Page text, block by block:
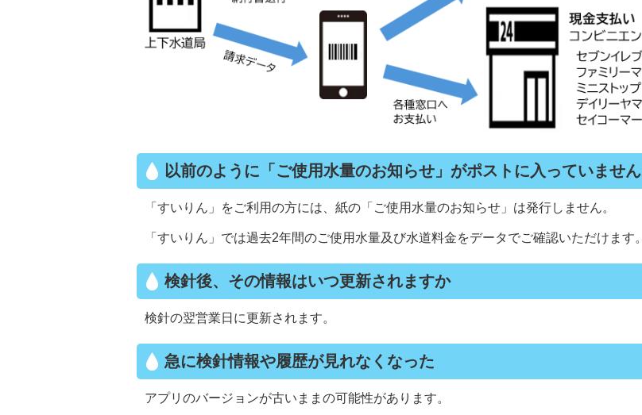
以前のように「ご使用水量のお知らせ」がポストに入っていません
「すいりん」をご利用の方には、紙の「ご使用水量のお知らせ」は発行しません。
「すいりん」では過去2年間のご使用水量及び水道料金をデータでご確認いただけます。
検針後、その情報はいつ更新されますか
検針の翌営業日に更新されます。
急に検針情報や履歴が見れなくなった
アプリのバージョンが古いままの可能性があります。